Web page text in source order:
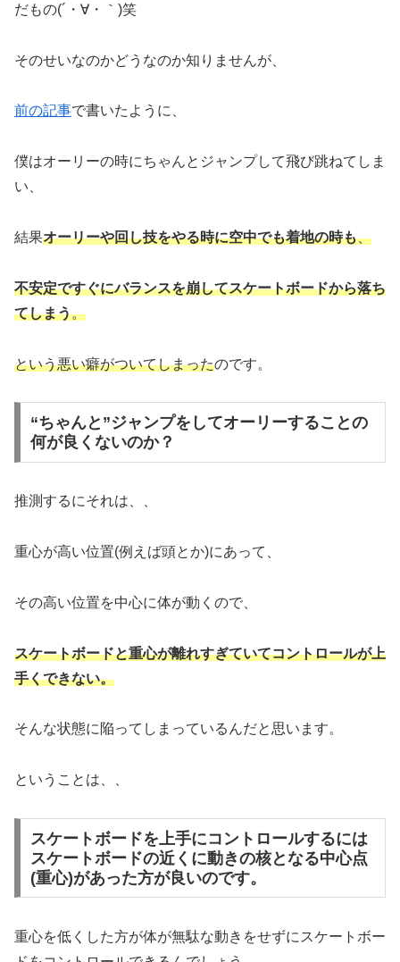
だもの(´・∀・｀)笑
そのせいなのかどうなのか知りませんが、
前の記事で書いたように、
僕はオーリーの時にちゃんとジャンプして飛び跳ねてしま
い、
結果オーリーや回し技をやる時に空中でも着地の時も、
不安定ですぐにバランスを崩してスケートボードから落ち
てしまう。
という悪い癖がついてしまったのです。
“ちゃんと”ジャンプをしてオーリーすることの
何が良くないのか？
推測するにそれは、、
重心が高い位置(例えば頭とか)にあって、
その高い位置を中心に体が動くので、
スケートボードと重心が離れすぎていてコントロールが上
手くできない。
そんな状態に陥ってしまっているんだと思います。
ということは、、
スケートボードを上手にコントロールするには
スケートボードの近くに動きの核となる中心点
(重心)があった方が良いのです。
重心を低くした方が体が無駄な動きをせずにスケートボー